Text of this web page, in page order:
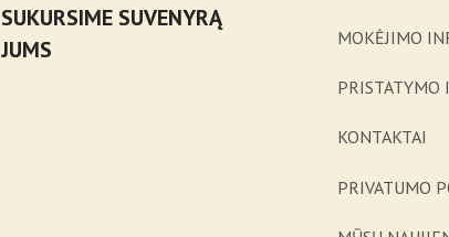
SUKURSIME SUVENYRĄ
JUMS
MOKĖJIMO
PRISTATYMO
KONTAKTAI
PRIVATUMO